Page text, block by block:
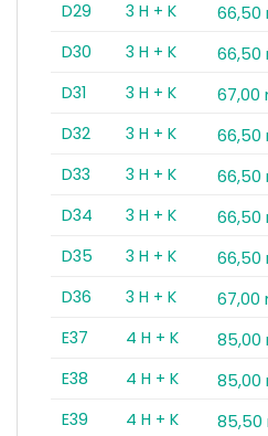
D29
3 H + K 66,50
D30
3 H + K 66,50
D31
3 H + K 67,00
D32
3 H + K 66,50
D33
3 H + K 66,50
D34
3 H + K 66,50
D35
3 H + K 66,50
D36
3 H + K 67,00
E37
4 H + K 85,00
E38
4 H + K 85,00
E39
4 H + K 85,50